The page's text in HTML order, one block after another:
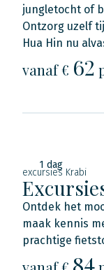
jungletocht of
Ontzorg uzelf
Hua Hin nu
vanaf € 62
1 dag
excursies Krabi
Ontdek het
maak kennis
prachtige
84